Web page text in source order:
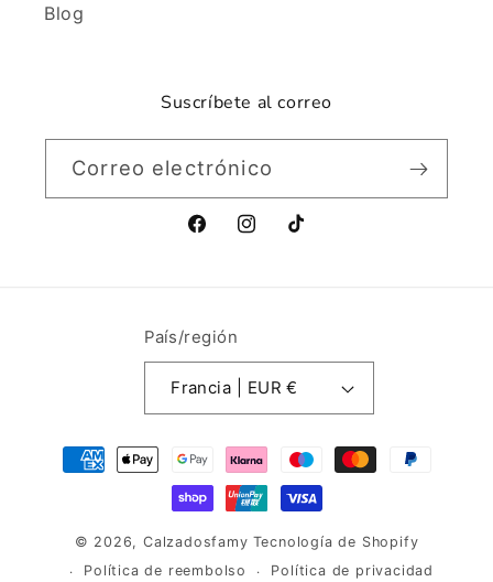
Blog
Suscríbete al correo
Correo electrónico
FacebookInstagram
TikTok
País/región
Francia | EUR €
Formas
de
© 2026,Calzadosfamy Tecnología de Shopify
Política de reembolso
Política de privacidad